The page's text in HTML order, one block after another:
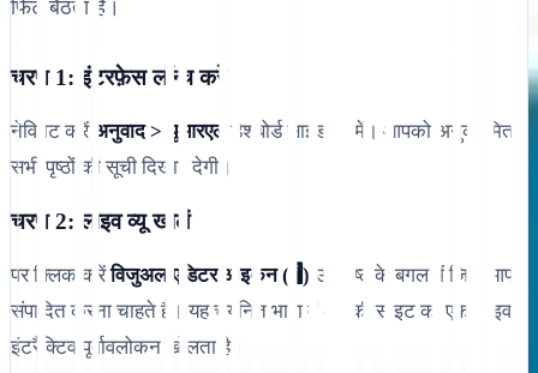
फिट बैठता है।
चरण 1: इंटरफ़ेस लॉन्च करें
नेविगेट करें अनुवाद > यूआरएल डैशबोर्ड साइडबार में। आपको अनुक्रमित
सभी पृष्ठों की सूची दिखाई देगी।
चरण 2: लाइव व्यू खोलें
पर क्लिक करेंविजुअल एडिटर आइकन (🖥️) उस पृष्ठ के बगल में जिसे आप
संपादित करना चाहते हैं। यह चयनित भाषा में आपकी साइट का एक लाइव,
इंटरैक्टिव पूर्वावलोकन खोलता है।